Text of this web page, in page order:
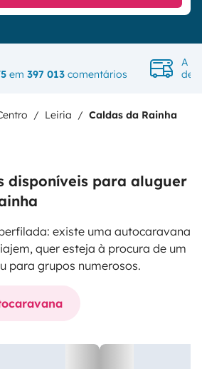
em 397 013 comentários
A
de
Leiria Caldas da Rainha
disponíveis para aluguer
existe uma autocaravana
quer esteja à procura de um
para grupos numerosos.